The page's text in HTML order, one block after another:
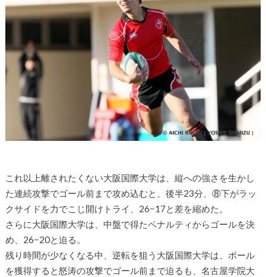
これ以上離されたくない大阪国際大学は、縦への強さを生かし
た連続攻撃でゴール前まで攻め込むと、後半23分、⑧下がラッ
クサイドを力でこじ開けトライ、26−17と差を縮めた。
さらに大阪国際大学は、中盤で得たペナルティからゴールを決
め、26−20と迫る。
残り時間が少なくなる中、逆転を狙う大阪国際大学は、ボール
を獲得すると怒涛の攻撃でゴール前まで迫るも、名古屋学院大